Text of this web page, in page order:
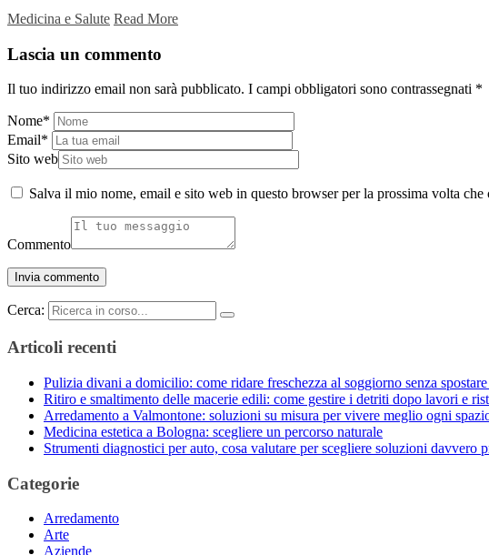
Medicina e Salute Read More
Lascia un commento
Il tuo indirizzo email non sarà pubblicato. I campi obbligatori sono contrassegnati *
Nome*
Email*
Sito web
Salva il mio nome, email e sito web in questo browser per la prossima volta che
Commento
Cerca:
Articoli recenti
Pulizia divani a domicilio: come ridare freschezza al soggiorno senza
Ritiro e smaltimento delle macerie edili: come gestire i detriti dopo lavori e
Arredamento a Valmontone: soluzioni su misura per vivere meglio ogni
Medicina estetica a Bologna: scegliere un percorso naturale
Strumenti diagnostici per auto, cosa valutare per scegliere soluzioni davvero
Categorie
Arredamento
Arte
Aziende